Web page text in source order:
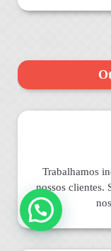
Trabalhamos
nossos clientes.